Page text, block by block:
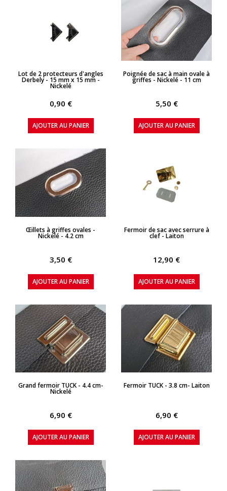
APERÇU RAPIDE
Lot de 2 protecteurs d'angles
Derbely - 15 mm x 15 mm -
Nickelé
0,90 €
AJOUTER AU PANIER
APERÇU RAPIDE
Poignée de sac à main ovale à
griffes - Nickelé - 11 cm
5,50 €
AJOUTER AU PANIER
APERÇU RAPIDE
Œillets à griffes ovales -
Nickelé - 4.2 cm
3,50 €
AJOUTER AU PANIER
APERÇU RAPIDE
Fermoir de sac avec serrure à
clef - Laiton
12,90 €
AJOUTER AU PANIER
APERÇU RAPIDE
Grand fermoir TUCK - 4.4 cm-
Nickelé
6,90 €
AJOUTER AU PANIER
APERÇU RAPIDE
Fermoir TUCK - 3.8 cm- Laiton
6,90 €
AJOUTER AU PANIER